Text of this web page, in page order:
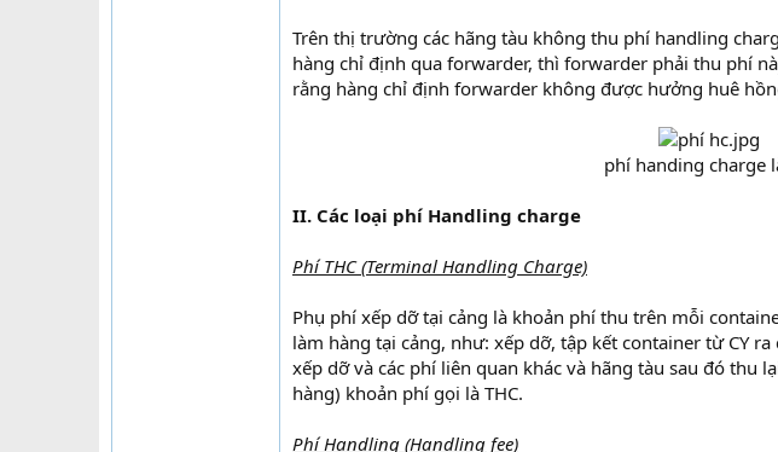
Trên thị trường các hãng tàu không thu phí handling
hàng chỉ định qua forwarder, thì forwarder phải thu phí
rằng hàng chỉ định forwarder không được hưởng huê
phí handing charge
II. Các loại phí Handling charge
Phí THC (Terminal Handling Charge)
Phụ phí xếp dỡ tại cảng là khoản phí thu trên mỗi
làm hàng tại cảng, như: xếp dỡ, tập kết container từ CY
xếp dỡ và các phí liên quan khác và hãng tàu sau đó thu
hàng) khoản phí gọi là THC.
Phí Handling (Handling fee)